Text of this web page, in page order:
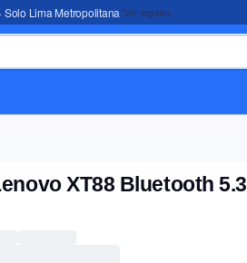
Solo Lima Metropolitana*Ver legales
XT88 Bluetooth 5.3